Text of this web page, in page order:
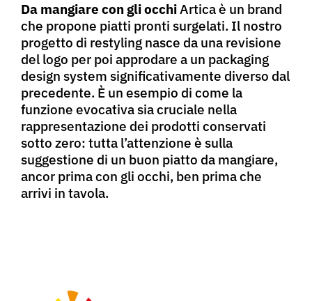
Da mangiare con gli occhiArtica è un brand
che propone piatti pronti surgelati. Il nostro
progetto di restyling nasce da una revisione
del logo per poi approdare a un packaging
design system significativamente diverso dal
precedente. È un esempio di come la
funzione evocativa sia cruciale nella
rappresentazione dei prodotti conservati
sotto zero: tutta l’attenzione è sulla
suggestione di un buon piatto da mangiare,
ancor prima con gli occhi, ben prima che
arrivi in tavola.